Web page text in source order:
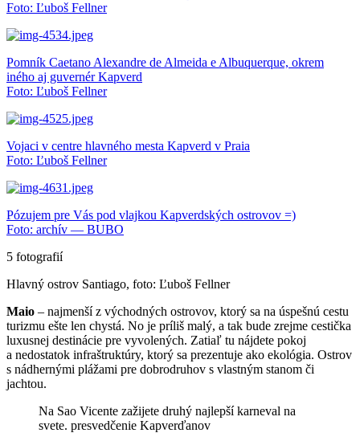
Foto: Ľuboš Fellner
Pomník Caetano Alexandre de Almeida e Albuquerque, okrem
iného aj guvernér Kapverd
Foto: Ľuboš Fellner
Vojaci v centre hlavného mesta Kapverd v Praia
Foto: Ľuboš Fellner
Pózujem pre Vás pod vlajkou Kapverdských ostrovov =)
Foto: archív — BUBO
5 fotografií
Hlavný ostrov Santiago, foto: Ľuboš Fellner
Maio – najmenší z východných ostrovov, ktorý sa na úspešnú cestu
turizmu ešte len chystá. No je príliš malý, a tak bude zrejme cestička
luxusnej destinácie pre vyvolených. Zatiaľ tu nájdete pokoj
a nedostatok infraštruktúry, ktorý sa prezentuje ako ekológia. Ostrov
s nádhernými plážami pre dobrodruhov s vlastným stanom či
jachtou.
Na Sao Vicente zažijete druhý najlepší karneval na
svete. presvedčenie Kapverďanov